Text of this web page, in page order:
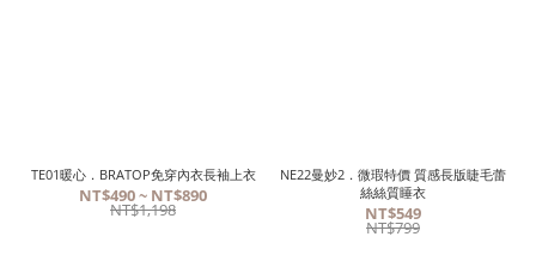
TE01暖心．BRATOP免穿內衣長袖上衣
NT$490 ~ NT$890
NT$1,198
NE22曼妙2．微瑕特價 質感長版睫毛蕾
絲絲質睡衣
NT$549
NT$799